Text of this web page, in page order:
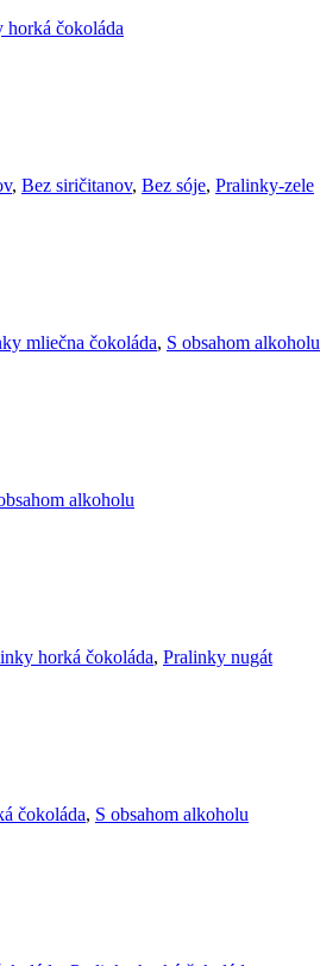
horká čokoláda
, Bez siričitanov, Bez sóje, Pralinky-zele
mliečna čokoláda, S obsahom alkoholu
alkoholu
horká čokoláda, Pralinky nugát
čokoláda, S obsahom alkoholu